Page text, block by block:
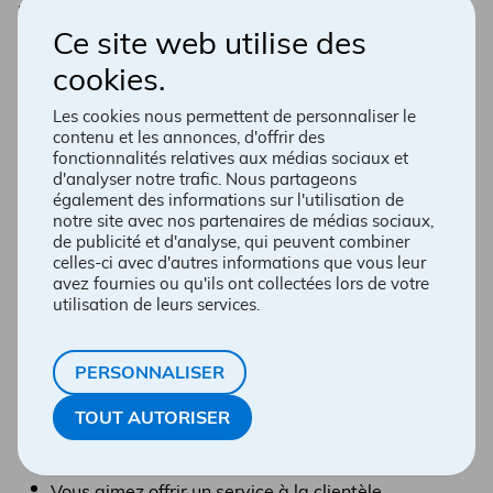
Ce site web utilise des
cookies.
Les cookies nous permettent de personnaliser le
contenu et les annonces, d'offrir des
fonctionnalités relatives aux médias sociaux et
d'analyser notre trafic. Nous partageons
également des informations sur l'utilisation de
notre site avec nos partenaires de médias sociaux,
de publicité et d'analyse, qui peuvent combiner
celles-ci avec d'autres informations que vous leur
avez fournies ou qu'ils ont collectées lors de votre
utilisation de leurs services.
PERSONNALISER
TOUT AUTORISER
un environnement convivial, dynamique, stimulant et
professionnel?
Chez nous, vous bénéficierez du soutien dont vous avez
possibilités d’apprentissage et d’avancement, et bien
plus! C’est ce que nous appelons une liberté sans
précédent.
PROFIL RECHERCHÉ :
La qualité des relations de travail est déterminante
pour le bien-être au travail. Pour veiller à ce que le
mission, nous choisissons les membres de notre équipe
avec grand soin.
Nous serions enchanté.es de vous compter parmi nous
si, tout comme nous :